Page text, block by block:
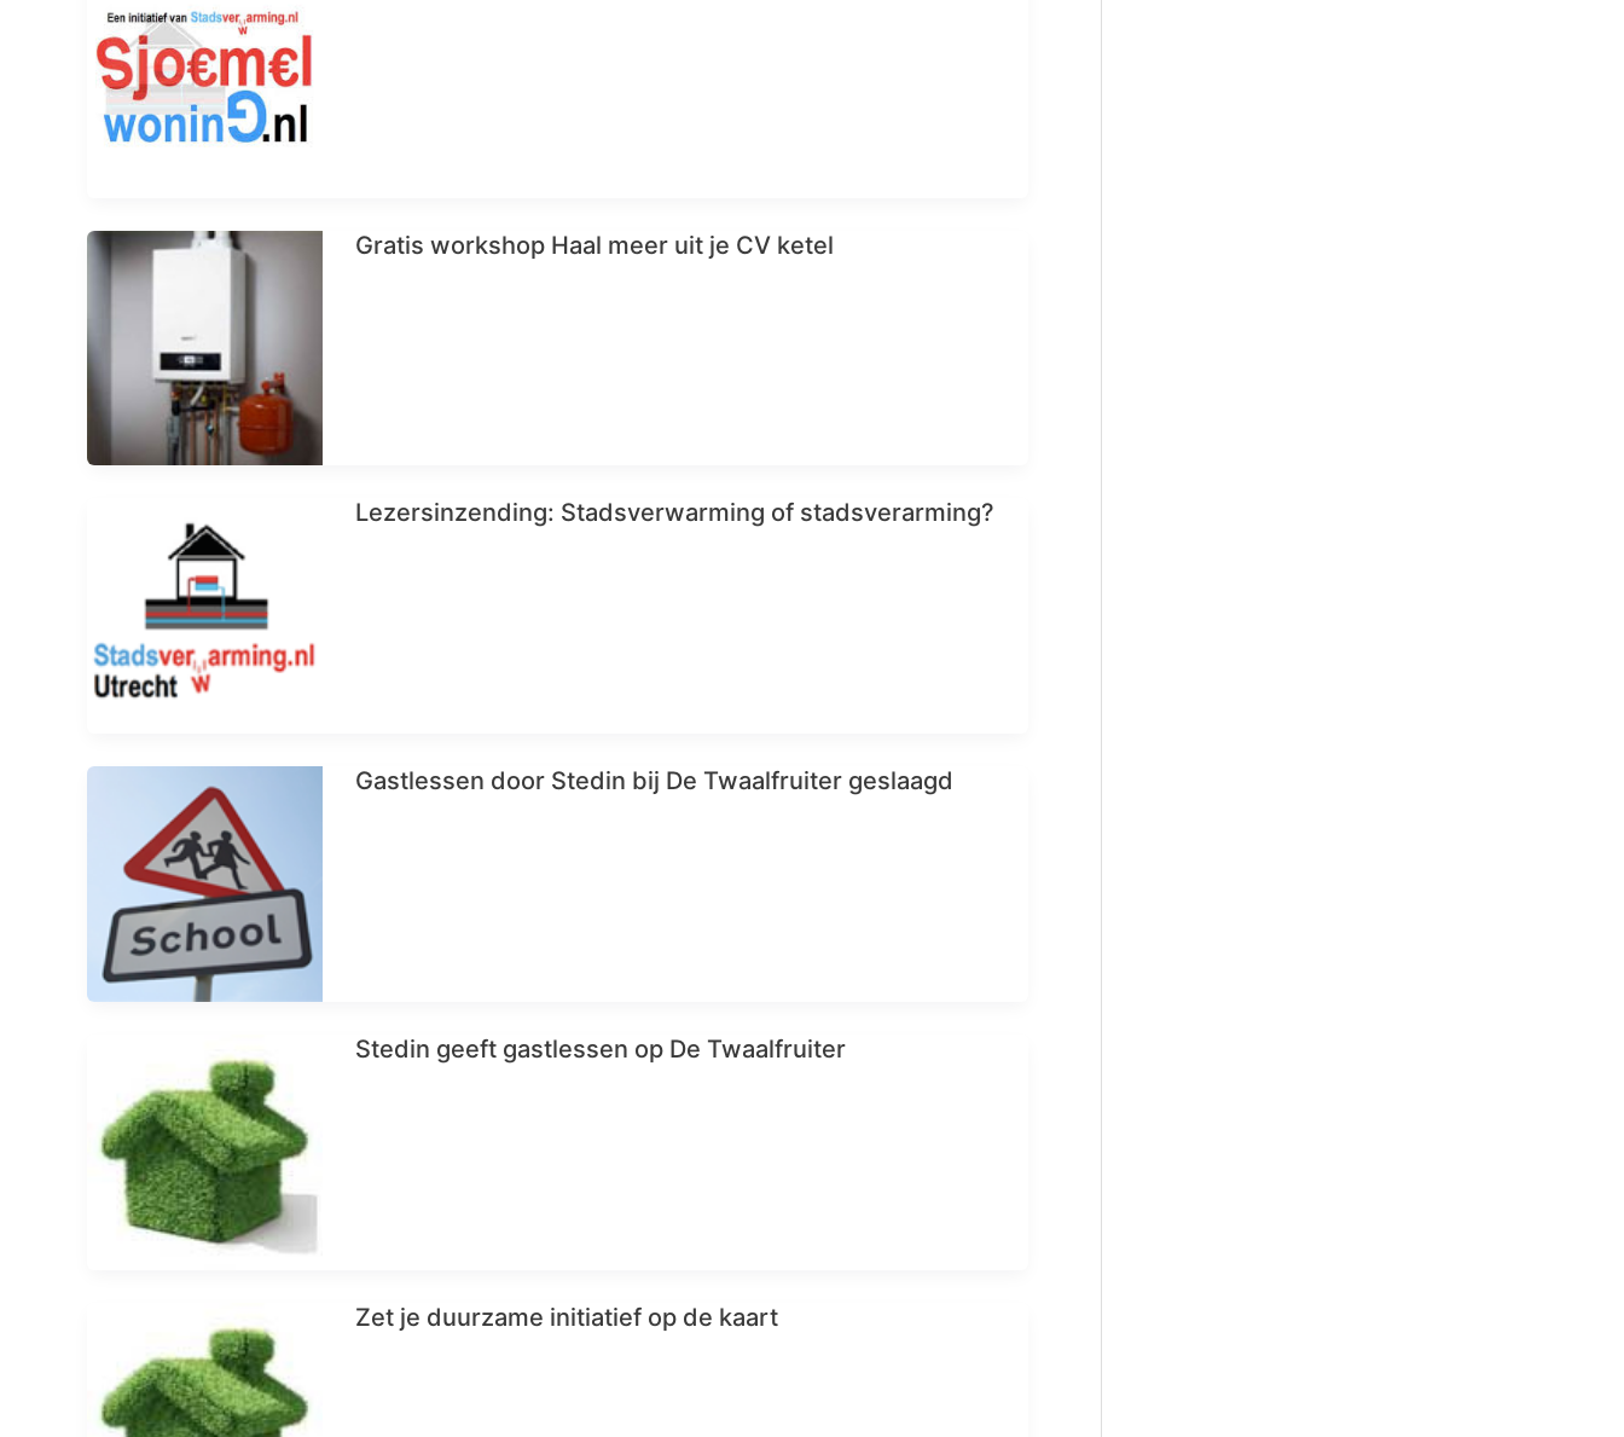
Gratis workshop Haal meer uit je CV ketel
Lezersinzending: Stadsverwarming of stadsverarming?
Gastlessen door Stedin bij De Twaalfruiter geslaagd
Stedin geeft gastlessen op De Twaalfruiter
Zet je duurzame initiatief op de kaart